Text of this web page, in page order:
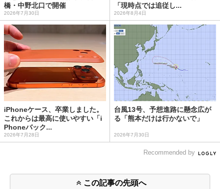
橋・中野北口で開催
2026年7月30日
「現時点では追従し...
2026年8月4日
iPhoneケース、卒業しました。
これからは最高に使いやすい「i
Phoneバック...
2026年7月28日
台風13号、予想進路に懸念広が
る「熊本だけは行かないで」
2026年7月30日
Recommended by
この記事の先頭へ